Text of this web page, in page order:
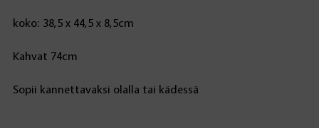
koko: 38,5 x 44,5 x 8,5cm
Kahvat 74cm
Sopii kannettavaksi olalla tai kädessä